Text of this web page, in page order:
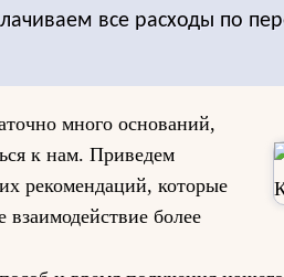
все расходы по
много оснований,
к нам. Приведем
рекомендаций, которые
взаимодействие более